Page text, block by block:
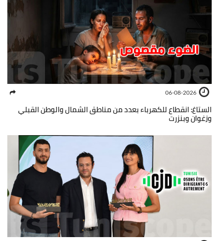
06-08-2026
الستاغ: انقطاع للكهرباء بعدد من مناطق الشمال والوطن القبلي
وزغوان وبنزرت